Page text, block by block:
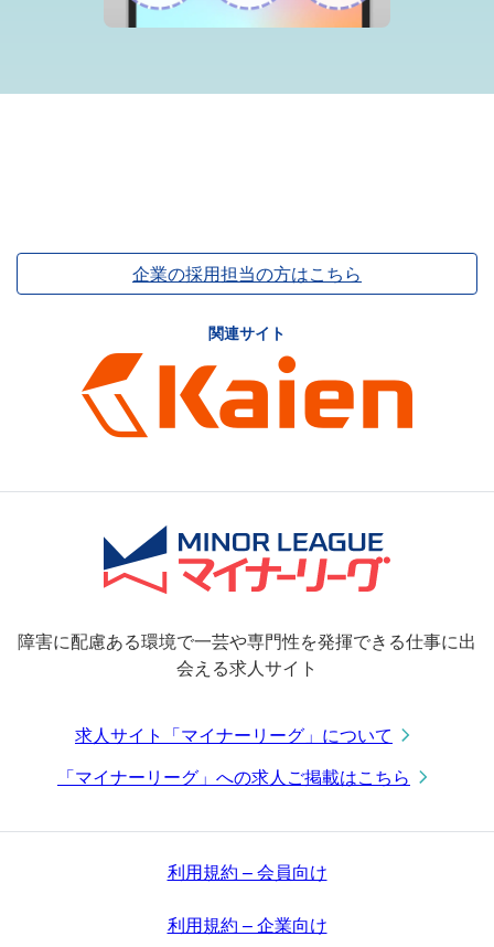
企業の採用担当の方はこちら
関連サイト
障害に配慮ある環境で一芸や専門性を発揮できる仕事に出
会える求人サイト
求人サイト「マイナーリーグ」について
「マイナーリーグ」への求人ご掲載はこちら
利用規約 – 会員向け
利用規約 – 企業向け